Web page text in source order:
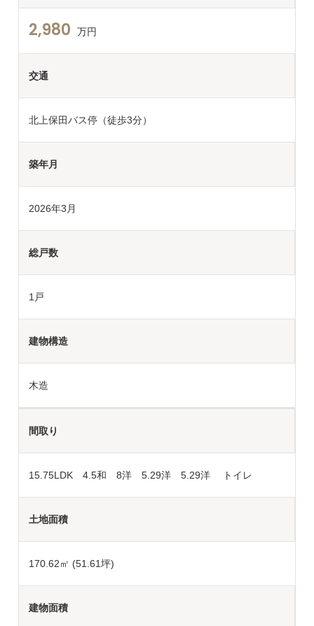
2,980 万円
交通
北上保田バス停（徒歩3分）
築年月
2026年3月
総戸数
1戸
建物構造
木造
間取り
15.75LDK 4.5和 8洋 5.29洋 5.29洋 トイレ
土地面積
170.62㎡ (51.61坪)
建物面積